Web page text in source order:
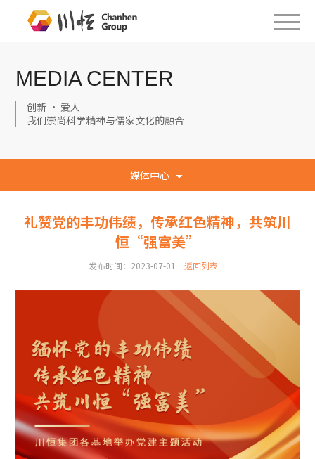
MEDIA CENTER
创新 · 爱人
我们崇尚科学精神与儒家文化的融合
媒体中心
礼赞党的丰功伟绩，传承红色精神，共筑川
恒“强富美”
发布时间：2023-07-01 返回列表